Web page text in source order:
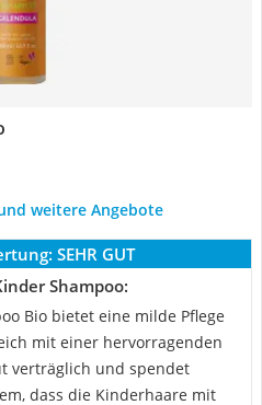
weitere Angebote
SEHR GUT
Shampoo:
Bio bietet eine milde Pflege
mit einer hervorragenden
verträglich und spendet
dass die Kinderhaare mit